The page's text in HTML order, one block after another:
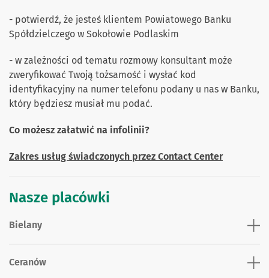
- potwierdź, że jesteś klientem Powiatowego Banku
Spółdzielczego w Sokołowie Podlaskim
- w zależności od tematu rozmowy konsultant może
zweryfikować Twoją tożsamość i wysłać kod
identyfikacyjny na numer telefonu podany u nas w Banku,
który będziesz musiał mu podać.
Co możesz załatwić na infolinii?
Zakres usług świadczonych przez Contact Center
Nasze placówki
Bielany
Ceranów